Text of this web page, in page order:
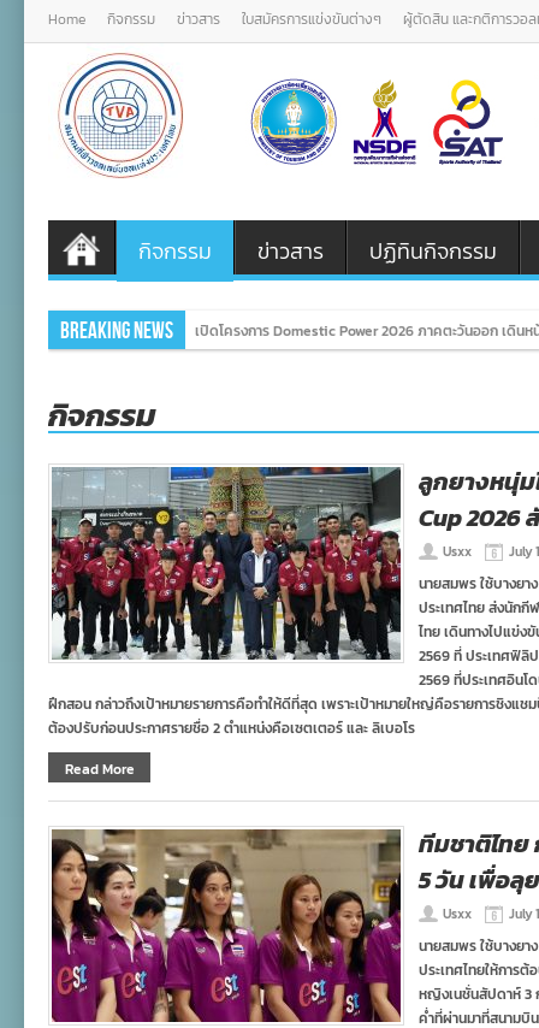
Home กิจกรรม ข่าวสาร ใบสมัครการแข่งขันต่างๆ ผู้ตัดสิน และกติการวอ
กิจกรรม ข่าวสาร ปฏิทินกิจกรรม
Breaking News เปิดโครงการ Domestic Power 2026 ภาคตะวันออก เดิน
กิจกรรม
ลูกยางหนุ่ม
Cup 2026
Usxx July
นายสมพร ใช้บางย
ประเทศไทย ส่งนักกี
ไทย เดินทางไปแข่ง
2569 ที่ ประเทศฟิลิ
2569 ที่ประเทศอิน
ฝึกสอน กล่าวถึงเป้าหมายรายการคือทำให้ดีที่สุด เพราะเป้าหมายใหญ่คือรายการชิงแช
ต้องปรับก่อนประกาศรายชื่อ 2 ตำแหน่งคือเซตเตอร์ และ ลิเบอโร
Read More
ทีมชาติไท
5 วัน เพื่อลุ
Usxx July
นายสมพร ใช้บางย
ประเทศไทยให้การ
หญิงเนชั่นสัปดาห์ 3
ค่ำที่ผ่านมาที่สนามบิ